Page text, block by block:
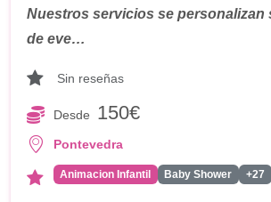
Nuestros servicios se personalizan
de eve…
Sin reseñas
Desde 150€
Pontevedra
Animacion Infantil Baby Shower +27